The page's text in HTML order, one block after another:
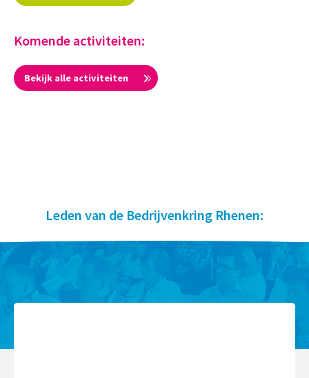
Komende activiteiten:
Bekijk alle activiteiten
Leden van de Bedrijvenkring Rhenen: